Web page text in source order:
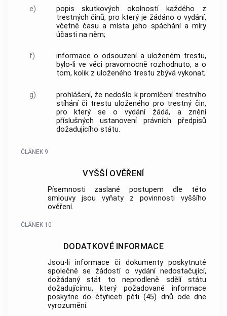
e)
popis skutkových okolností každého z
trestných činů, pro který je žádáno o vydání,
včetně času a místa jeho spáchání a míry
účasti na něm;
f)
informace o odsouzení a uloženém trestu,
bylo-li ve věci pravomocně rozhodnuto, a o
tom, kolik z uloženého trestu zbývá vykonat;
g)
prohlášení, že nedošlo k promlčení trestního
stíhání či trestu uloženého pro trestný čin,
pro který se o vydání žádá, a znění
příslušných ustanovení právních předpisů
dožadujícího státu.
ČLÁNEK 9
VYŠŠÍ OVĚŘENÍ
Písemnosti zaslané postupem dle této
smlouvy jsou vyňaty z povinnosti vyššího
ověření.
ČLÁNEK 10
DODATKOVÉ INFORMACE
Jsou-li informace či dokumenty poskytnuté
společně se žádostí o vydání nedostačující,
dožádaný stát to neprodleně sdělí státu
dožadujícímu, který požadované informace
poskytne do čtyřiceti pěti (45) dnů ode dne
vyrozumění.